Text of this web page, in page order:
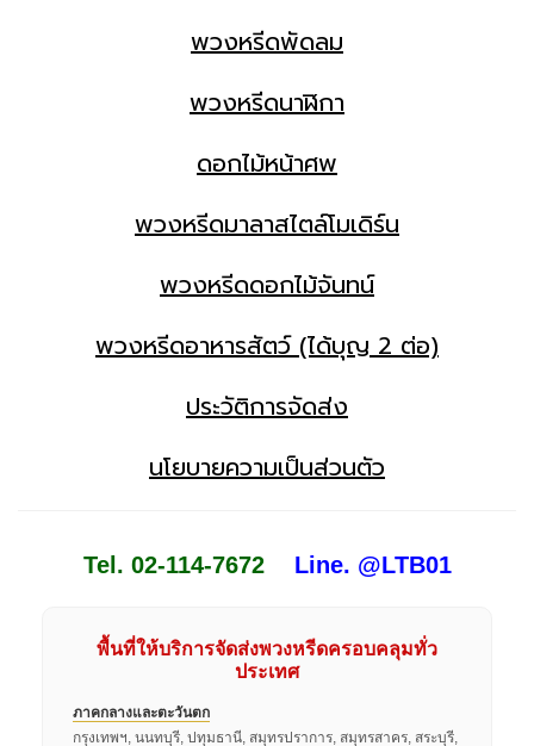
พวงหรีดพัดลม
พวงหรีดนาฬิกา
ดอกไม้หน้าศพ
พวงหรีดมาลาสไตล์โมเดิร์น
พวงหรีดดอกไม้จันทน์
พวงหรีดอาหารสัตว์ (ได้บุญ 2 ต่อ)
ประวัติการจัดส่ง
นโยบายความเป็นส่วนตัว
Tel. 02-114-7672 Line. @LTB01
พื้นที่ให้บริการจัดส่งพวงหรีดครอบคลุมทั่ว
ประเทศ
ภาคกลางและตะวันตก
กรุงเทพฯ, นนทบุรี, ปทุมธานี, สมุทรปราการ, สมุทรสาคร, สระบุรี,